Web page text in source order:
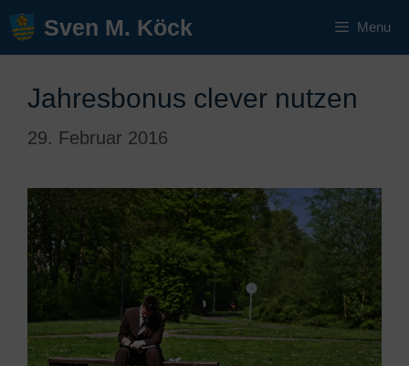
Zum
Inhalt Sven M. Köck Menu
Jahresbonus clever nutzen
29. Februar 2016